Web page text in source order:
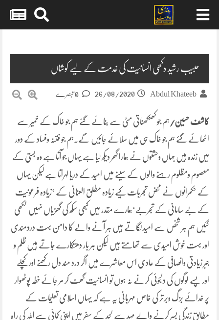
حبیب رشید دکھی انسانیت کی خدمت کے لیے کوشاں
Abdul Khateeb
26/08/2020
کاشف حسین/ ہم جو کھنکھناتی مٹی سے بنائے گئے ہم جو خاک کے خمیر سے
اٹھائے گئے ہم جو خاک ہی میں سلائے جائیں گے۔ہم جو فتنہ وفساد کے دور
میں زندہ ہیں جہاں وحشتوں نے ہمارا گھر دیکھ لیا ہے یہاں جو آتا ہے وہ بستی کے
معصوم ومظلوم رہنے والوں کے سینے میں امید کے دریا لہراتا ہے لیکن یہاں
کے حکمرانوں نے محض تجربات کیے زیادہ مطلق العنانی کے ‘زیادہ فرعونیت
کے بے سامانی کے تجربے‘ہمارے مقدر میں کبھی سکھ کی گھڑیاں نہیں لکھی
گئیں ہم ہر شخص سے امید لگاتے ہیں ہر آنے والے کا دامن بہت دردمندی
اور بہت خوش امیدی سے تھامتے ہیں لیکن ہر بار دھتکارے جاتے ہیں ظلم و
جبر زیادتی وانصافی کے عادی اس معاشرے میں اگر درد مند دل رکھنے اور کچلے
اور پسے لوگوں کی دلجوئی کرنے نہ ہوں تو انسانیت گھٹ کر مر جائے خطہ پوٹھوار
پر خدائے بزگ وبرتر کی خاص مہربانی یہ ہے کہ یہاں اسلامی تعلیمات کے
مطابق زندگی بسر کرنے والے مہد سے لحد کے سفر میں اپنی کمائی سے اللہ کی راہ